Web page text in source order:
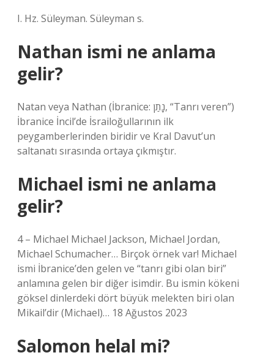
I. Hz. Süleyman. Süleyman s.
Nathan ismi ne anlama
gelir?
Natan veya Nathan (İbranice: נָתַן, “Tanrı veren”)
İbranice İncil’de İsrailoğullarının ilk
peygamberlerinden biridir ve Kral Davut’un
saltanatı sırasında ortaya çıkmıştır.
Michael ismi ne anlama
gelir?
4 – Michael Michael Jackson, Michael Jordan,
Michael Schumacher… Birçok örnek var! Michael
ismi İbranice’den gelen ve “tanrı gibi olan biri”
anlamına gelen bir diğer isimdir. Bu ismin kökeni
göksel dinlerdeki dört büyük melekten biri olan
Mikail’dir (Michael)… 18 Ağustos 2023
Salomon helal mi?